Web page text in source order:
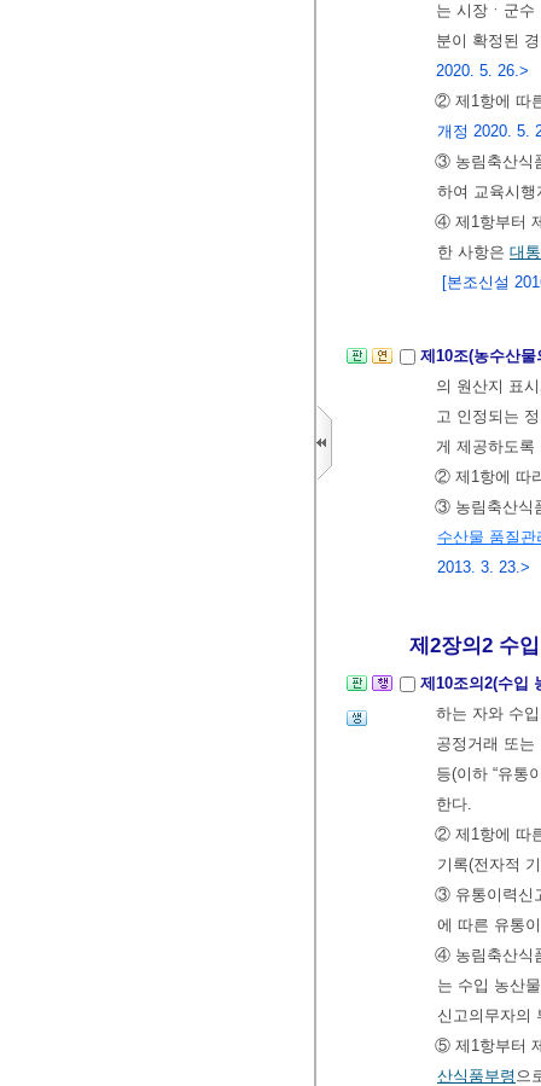
는 시장ㆍ군
분이 확정된
2020. 5. 26.>
② 제1항에 따
개정 2020. 5.
③ 농림축산식
하여 교육시
④ 제1항부터
한 사항은 대
[본조신설
제10조(농수산
의 원산지 표
고 인정되는
게 제공하도
② 제1항에 따
③ 농림축산식
수산물 품질관
2013. 3. 23.>
제2장의2 수입
제10조의2(수입
하는 자와 수
공정거래 또
등(이하 “유통
한다.
② 제1항에 따
기록(전자적
③ 유통이력신
에 따른 유통
④ 농림축산식
는 수입 농산
신고의무자의
⑤ 제1항부터
산식품부령 으